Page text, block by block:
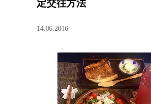
定交往方法
14.06.2016